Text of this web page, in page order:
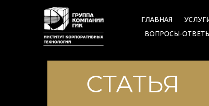
ГЛАВНАЯ
ВОПРОСЫ-
СТАТЬЯ